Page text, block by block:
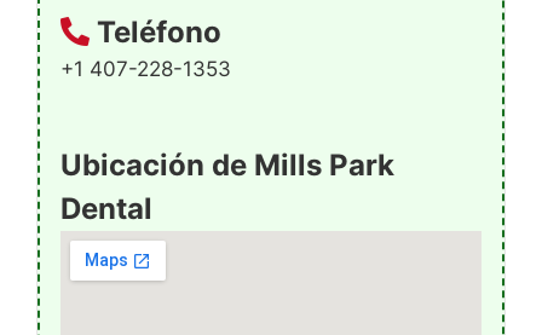
Teléfono
+1 407-228-1353
Ubicación de Mills Park
Dental